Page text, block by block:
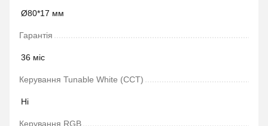
Ø80*17 мм
Гарантія
36 міс
Керування Tunable White (CCT)
Ні
Керування RGB